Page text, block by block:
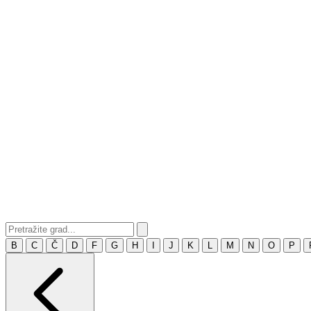
B C Č D F G H J K M N O P